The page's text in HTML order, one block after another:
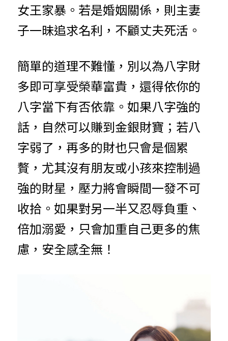
女王家暴。若是婚姻關係，則主妻
子一昧追求名利，不顧丈夫死活。
簡單的道理不難懂，別以為八字財
多即可享受榮華富貴，還得依你的
八字當下有否依靠。如果八字強的
話，自然可以賺到金銀財寶；若八
字弱了，再多的財也只會是個累
贅，尤其沒有朋友或小孩來控制過
強的財星，壓力將會瞬間一發不可
收拾。如果對另一半又忍辱負重、
倍加溺愛，只會加重自己更多的焦
慮，安全感全無！